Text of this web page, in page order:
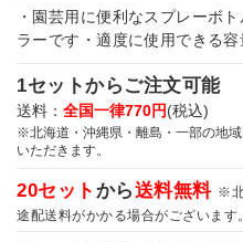
・園芸用に便利なスプレーボ
ラーです・適度に使用できる
1セットからご注文可能
送料： 全国一律770円(税込)
※北海道・沖縄県・離島・一部の地
いただきます。
20セット から送料無料 ※北
途配送料がかかる場合がございます。